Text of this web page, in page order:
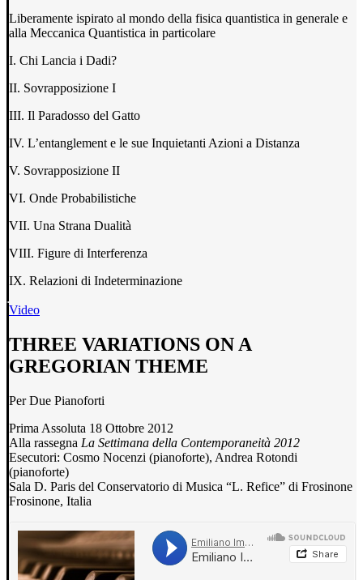
Liberamente ispirato al mondo della fisica quantistica in generale e
alla Meccanica Quantistica in particolare
I. Chi Lancia i Dadi?
II. Sovrapposizione I
III. Il Paradosso del Gatto
IV. L’entanglement e le sue Inquietanti Azioni a Distanza
V. Sovrapposizione II
VI. Onde Probabilistiche
VII. Una Strana Dualità
VIII. Figure di Interferenza
IX. Relazioni di Indeterminazione
Video
THREE VARIATIONS ON A
GREGORIAN THEME
Per Due Pianoforti
Prima Assoluta 18 Ottobre 2012
Alla rassegna La Settimana della Contemporaneità 2012
Esecutori: Cosmo Nocenzi (pianoforte), Andrea Rotondi
(pianoforte)
Sala D. Paris del Conservatorio di Musica “L. Refice” di Frosinone
Frosinone, Italia